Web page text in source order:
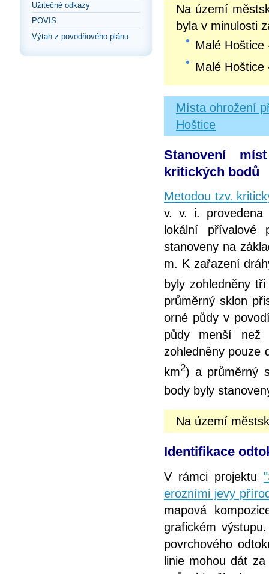
Užitečné odkazy
POVIS
Výtah z povodňového plánu
Na území
byla v minulosti
Malé
Malé
Místa ohrožení
Hoštice
Stanovení
kritických bodů
Metodou tzv.
v. v. i. provedena
lokální přívalové
stanoveny na
m. K zařazení
byly zohledněny
průměrný sklon
orné půdy v
půdy menší než
zohledněny pouze
km2) a průměrný
body byly
Na území
Identifikace
V rámci projektu
erozními jevy
mapová
grafickém
povrchového
linie mohou dát